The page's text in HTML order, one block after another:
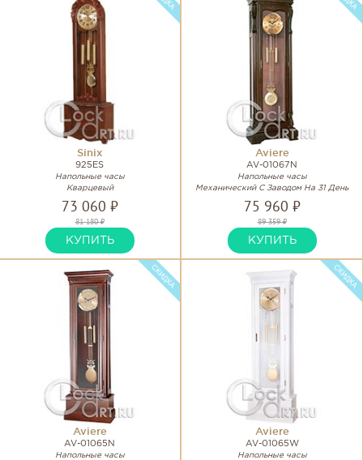
Sinix
925ES
Напольные часы
Кварцевый
73 060 ₽
81 180 ₽
КУПИТЬ
Aviere
AV-01067N
Напольные часы
Механический С Заводом На 31 День
75 960 ₽
89 359 ₽
КУПИТЬ
Aviere
AV-01065N
Напольные часы
Aviere
AV-01065W
Напольные часы